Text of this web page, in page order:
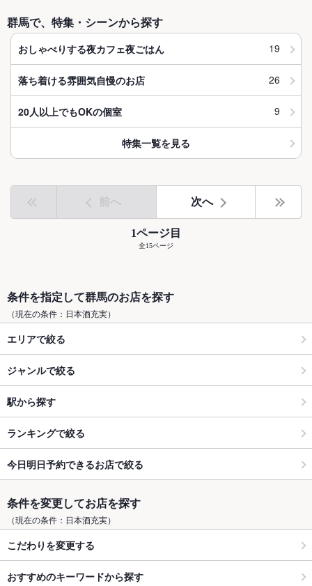
群馬で、特集・シーンから探す
おしゃべりする夜カフェ夜ごはん 19
落ち着ける雰囲気自慢のお店 26
20人以上でもOKの個室 9
特集一覧を見る
前へ 次へ
1ページ目
全15ページ
条件を指定して群馬のお店を探す
（現在の条件：日本酒充実）
エリアで絞る
ジャンルで絞る
駅から探す
ランキングで絞る
今日明日予約できるお店で絞る
条件を変更してお店を探す
（現在の条件：日本酒充実）
こだわりを変更する
おすすめのキーワードから探す